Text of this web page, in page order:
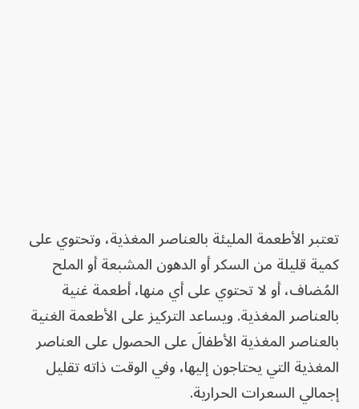
تعتبر الأطعمة المليئة بالعناصر المغذية، وتحتوي على
كمية قليلة من السكر أو الدهون المشبعة أو الملح
المُضاف، أو لا تحتوي على أي منها، أطعمة غنية
بالعناصر المغذية. ويساعد التركيز على الأطعمة الغنية
بالعناصر المغذية الأطفالَ على الحصول على العناصر
المغذية التي يحتاجون إليها، وفي الوقت ذاته تقليل
إجمالي السعرات الحرارية.